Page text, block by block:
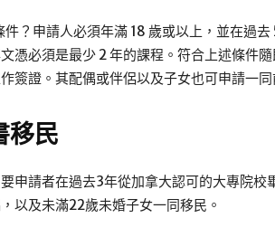
？申請人必須年滿 18 歲或以上，並在過去
憑必須是最少 2 年的課程。符合上述條件
簽證。其配偶或伴侶以及子女也可申請一同
移民
申請者在過去3年從加拿大認可的大專院校
以及未滿22歲未婚子女一同移民。